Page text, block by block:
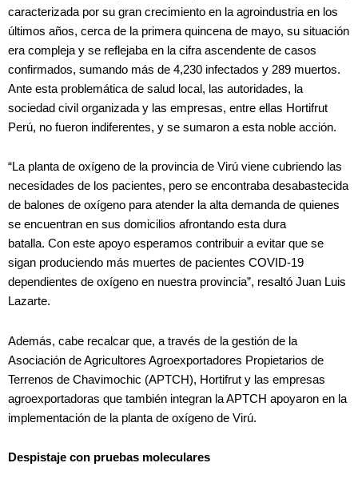
caracterizada por su gran crecimiento en la agroindustria en los
últimos años, cerca de la primera quincena de mayo, su situación
era compleja y se reflejaba en la cifra ascendente de casos
confirmados, sumando más de 4,230 infectados y 289 muertos.
Ante esta problemática de salud local, las autoridades, la
sociedad civil organizada y las empresas, entre ellas Hortifrut
Perú, no fueron indiferentes, y se sumaron a esta noble acción.
“La planta de oxígeno de la provincia de Virú viene cubriendo las
necesidades de los pacientes, pero se encontraba desabastecida
de balones de oxígeno para atender la alta demanda de quienes
se encuentran en sus domicilios afrontando esta dura
batalla. Con este apoyo esperamos contribuir a evitar que se
sigan produciendo más muertes de pacientes COVID-19
dependientes de oxígeno en nuestra provincia”, resaltó Juan Luis
Lazarte.
Además, cabe recalcar que, a través de la gestión de la
Asociación de Agricultores Agroexportadores Propietarios de
Terrenos de Chavimochic (APTCH), Hortifrut y las empresas
agroexportadoras que también integran la APTCH apoyaron en la
implementación de la planta de oxígeno de Virú.
Despistaje con pruebas moleculares